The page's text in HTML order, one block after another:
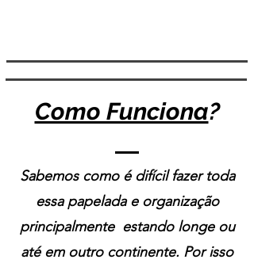
Como Funciona?
Sabemos como é difícil fazer toda
essa papelada e organização
principalmente estando longe ou
até em outro continente. Por isso